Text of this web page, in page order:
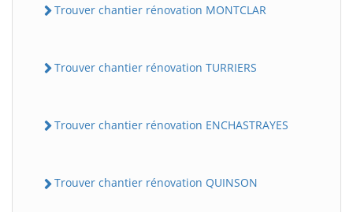
Trouver chantier rénovation MONTCLAR
Trouver chantier rénovation TURRIERS
Trouver chantier rénovation ENCHASTRAYES
Trouver chantier rénovation QUINSON